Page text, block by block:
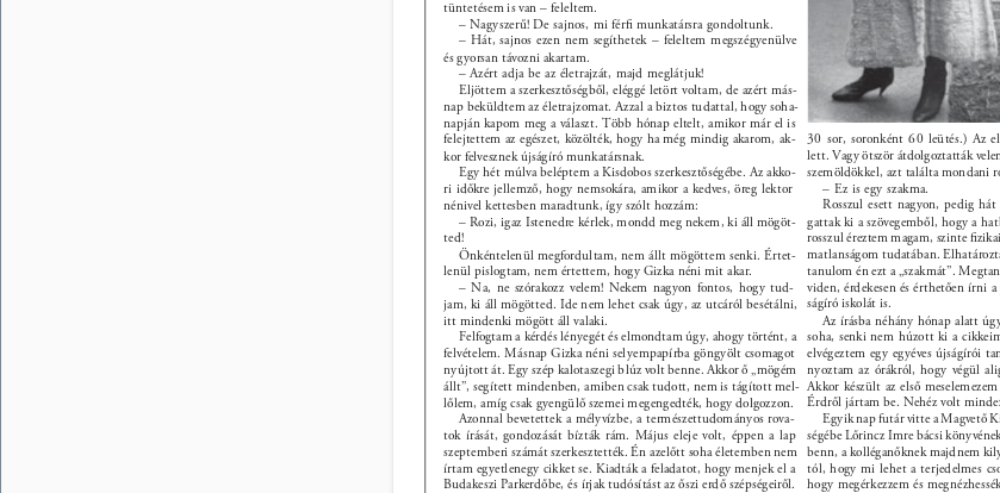
tüntetésem is van – feleltem.
– Nagyszerű! De sajnos, mi férﬁ munkatársra gondoltunk.
– Hát, sajnos ezen nem segíthetek – feleltem megszégyenülve
és gyorsan távozni akartam.
– Azért adja be az életrajzát, majd meglátjuk!
Eljöttem a szerkesztőségből, eléggé letört voltam, de azért más-
nap beküldtem az életrajzomat. Azzal a biztos tudattal, hogy soha-
napján kapom meg a választ. Több hónap eltelt, amikor már el is
felejtettem az egészet, közölték, hogy ha még mindig akarom, ak-
kor felvesznek újságíró munkatársnak.
Egy hét múlva beléptem a Kisdobos szerkesztőségébe. Az akko-
ri időkre jellemző, hogy nemsokára, amikor a kedves, öreg lektor
nénivel kettesben maradtunk, így szólt hozzám:
– Rozi, igaz Istenedre kérlek, mondd meg nekem, ki áll mögöt-
ted!
Önkéntelenül megfordultam, nem állt mögöttem senki. Értet-
lenül pislogtam, nem értettem, hogy Gizka néni mit akar.
– Na, ne szórakozz velem! Nekem nagyon fontos, hogy tud-
jam, ki áll mögötted. Ide nem lehet csak úgy, az utcáról besétálni,
itt mindenki mögött áll valaki.
Felfogtam a kérdés lényegét és elmondtam úgy, ahogy történt, a
felvételem. Másnap Gizka néni selyempapírba göngyölt csomagot
nyújtott át. Egy szép kalotaszegi blúz volt benne. Akkor ő „mögém
állt”, segített mindenben, amiben csak tudott, nem is tágított mel-
lőlem, amíg csak gyengülő szemei megengedték, hogy dolgozzon.
Azonnal bevetettek a mélyvízbe, a természettudományos rova-
tok írását, gondozását bízták rám. Május eleje volt, éppen a lap
szeptemberi számát szerkesztették. Én azelőtt soha életemben nem
írtam egyetlenegy cikket se. Kiadták a feladatot, hogy menjek el a
Budakeszi Parkerdőbe, és írjak tudósítást az őszi erdő szépségeiről.
30 sor, soronként 60 leütés.) Az
lett. Vagy ötször átdolgoztatták
szemöldökkel, azt találta mondani
– Ez is egy szakma.
Rosszul esett nagyon, pedig
gattak ki a szövegemből, hogy a
rosszul éreztem magam, szinte
matlanságom tudatában.
tanulom én ezt a „szakmát”.
viden, érdekesen és érthetően írni
ságíró iskolát is.
Az írásba néhány hónap alatt
soha, senki nem húzott ki a
elvégeztem egy egyéves újságírói
nyoztam az órákról, hogy végül
Akkor készült az első
Érdről jártam be. Nehéz volt
Egyik nap futár vitte a Magvető
ségébe Lőrincz Imre bácsi
benn, a kolléganőknek majdnem
tól, hogy mi lehet a terjedelmes
hogy megérkezzem és